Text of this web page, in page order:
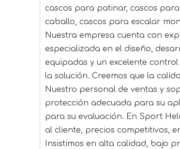
cascos para patinar, cascos
caballo, cascos para escalar
Nuestra empresa cuenta con
especializada en el diseño,
equipadas y un excelente
la solución. Creemos que la
Nuestro personal de ventas y
protección adecuada para su
para su evaluación. En Sport
al cliente, precios competitivos,
Insistimos en alta calidad, bajo